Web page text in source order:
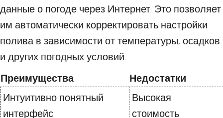
данные о погоде через Интернет. Это позволяет
им автоматически корректировать настройки
полива в зависимости от температуры, осадков
и других погодных условий.
Преимущества
Недостатки
Интуитивно понятный
интерфейс
Высокая
стоимость